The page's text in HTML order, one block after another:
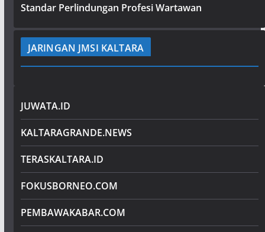
Standar Perlindungan Profesi Wartawan
JARINGAN JMSI KALTARA
JUWATA.ID
KALTARAGRANDE.NEWS
TERASKALTARA.ID
FOKUSBORNEO.COM
PEMBAWAKABAR.COM